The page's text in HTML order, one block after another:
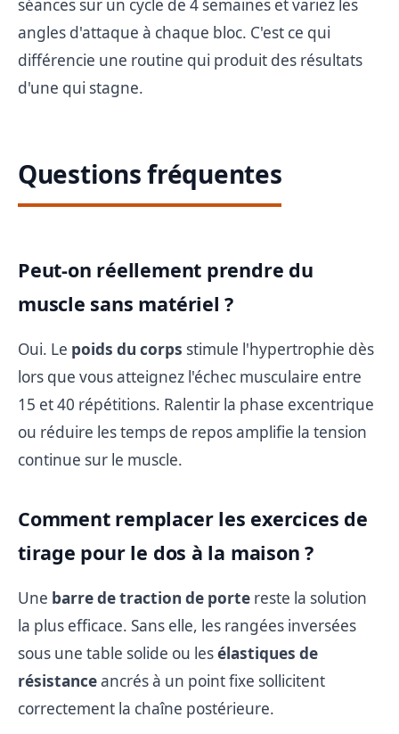
séances sur un cycle de 4 semaines et variez les
angles d'attaque à chaque bloc. C'est ce qui
différencie une routine qui produit des résultats
d'une qui stagne.
Questions fréquentes
Peut-on réellement prendre du
muscle sans matériel ?
Oui. Le poids du corps stimule l'hypertrophie dès
lors que vous atteignez l'échec musculaire entre
15 et 40 répétitions. Ralentir la phase excentrique
ou réduire les temps de repos amplifie la tension
continue sur le muscle.
Comment remplacer les exercices de
tirage pour le dos à la maison ?
Une barre de traction de porte reste la solution
la plus efficace. Sans elle, les rangées inversées
sous une table solide ou lesélastiques de
résistanceancrés à un point fixe sollicitent
correctement la chaîne postérieure.